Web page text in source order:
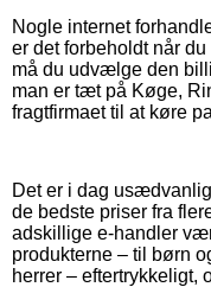
Nogle internet
er det forbeholdt når
må du udvælge den
man er tæt på Køge,
fragtfirmaet til at køre
Det er i dag
de bedste priser fra
adskillige e-handler
produkterne – til børn
herrer – eftertrykkeligt,